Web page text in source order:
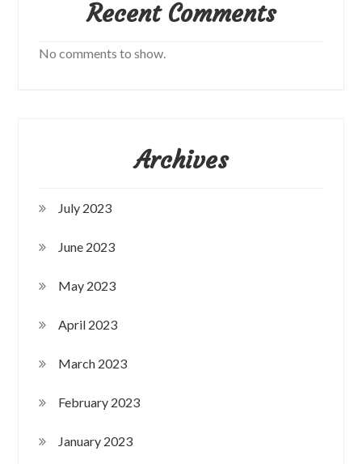
Recent Comments
No comments to show.
Archives
July 2023
June 2023
May 2023
April 2023
March 2023
February 2023
January 2023